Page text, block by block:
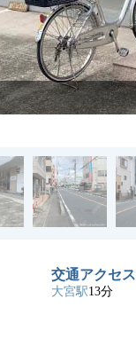
交通アクセス
大宮駅13分